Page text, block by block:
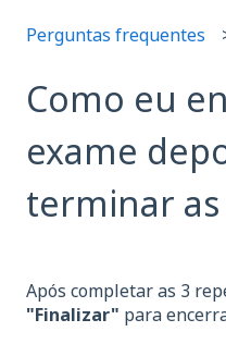
Perguntas frequentes
Como eu
exame
terminar
Após completar as 3
"Finalizar" para